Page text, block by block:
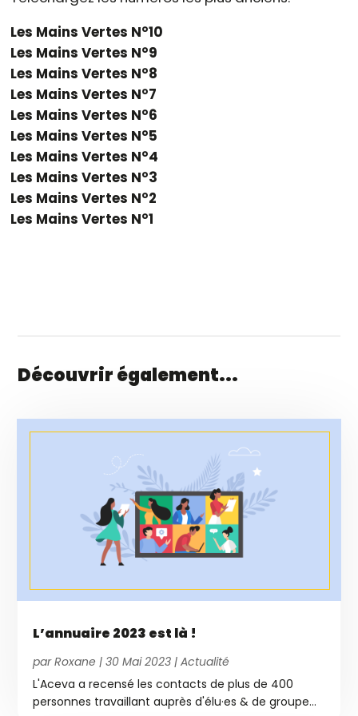
Les Mains Vertes N°10
Les Mains Vertes N°9
Les Mains Vertes N°8
Les Mains Vertes N°7
Les Mains Vertes N°6
Les Mains Vertes N°5
Les Mains Vertes N°4
Les Mains Vertes N°3
Les Mains Vertes N°2
Les Mains Vertes N°1
Découvrir également...
L’annuaire 2023 est là !
parRoxane |30 Mai 2023 |Actualité
L'Aceva a recensé les contacts de plus de 400
personnes travaillant auprès d'élu·es & de groupe...